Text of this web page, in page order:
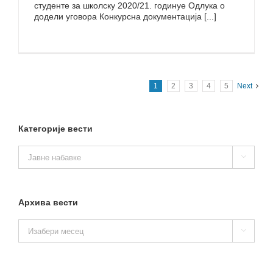
студенте за школску 2020/21. годинуе Одлука о
додели уговора Конкурсна документација [...]
1 2 3 4 5 Next
Категорије вести
вести

Архива вести
вести
